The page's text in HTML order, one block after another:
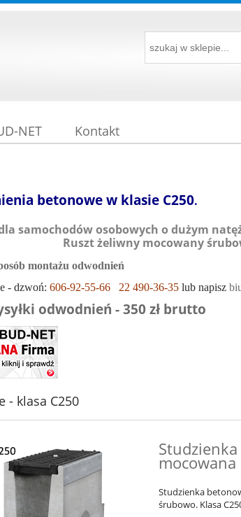
NET Kontakt
betonowe w klasie C250.
samochodów osobowych o dużym
Ruszt żeliwny mocowany
montażu odwodnień
- dzwoń: 606-92-55-66 22 490-36-35 lub napisz
odwodnień - 350 zł brutto
- klasa C250
Studzienka
śrubowo. Klasa